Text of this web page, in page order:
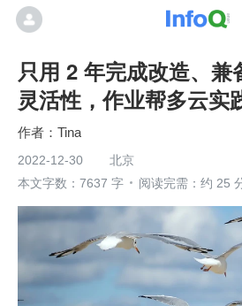
只用 2 年完成改造、兼
灵活性，作业帮多云实
Tina
2022-12-30
北京
本文字数：7637 字
阅读完需：约 25